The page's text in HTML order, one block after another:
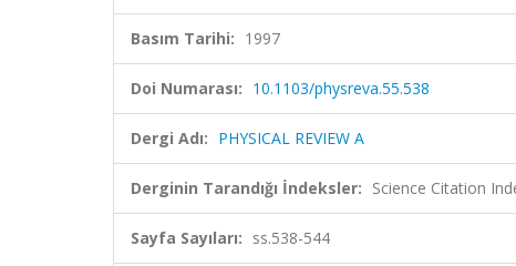
Basım Tarihi: 1997
Doi Numarası: 10.1103/physreva.55.538
Dergi Adı: PHYSICAL REVIEW A
Derginin Tarandığı İndeksler: Science Citation
Sayfa Sayıları: ss.538-544